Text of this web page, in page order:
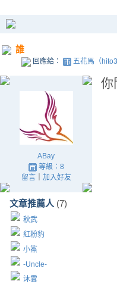
誰
回應給： 五花馬（hito3
ABay
等級：8
留言｜ 加入好友
文章推薦人 (7)
秋武
紅粉豹
小鯊
-Uncle-
沐雲
你